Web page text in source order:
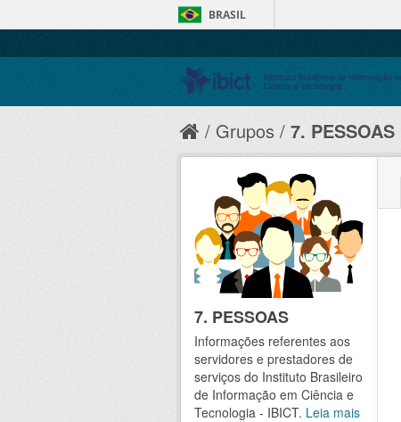
BRASIL
Grupos 7. PESSOAS
7. PESSOAS
Informações referentes aos
servidores e prestadores de
serviços do Instituto Brasileiro
de Informação em Ciência e
Tecnologia - IBICT. Leia mais